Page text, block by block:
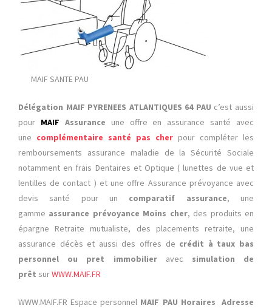
MAIF SANTE PAU
Délégation MAIF PYRENEES ATLANTIQUES 64 PAU c’est aussi
pour MAIF Assurance une offre en assurance santé avec
une complémentaire santé pas cher pour compléter les
remboursements assurance maladie de la Sécurité Sociale
notamment en frais Dentaires et Optique ( lunettes de vue et
lentilles de contact ) et une offre Assurance prévoyance avec
devis santé pour un comparatif assurance, une
gamme assurance prévoyance Moins cher, des produits en
épargne Retraite mutualiste, des placements retraite, une
assurance décès et aussi des offres de crédit à taux bas
personnel ou pret immobilieravec simulation de
prêt surWWW.MAIF.FR
WWW.MAIF.FR Espace personnel MAIF PAU Horaires Adresse